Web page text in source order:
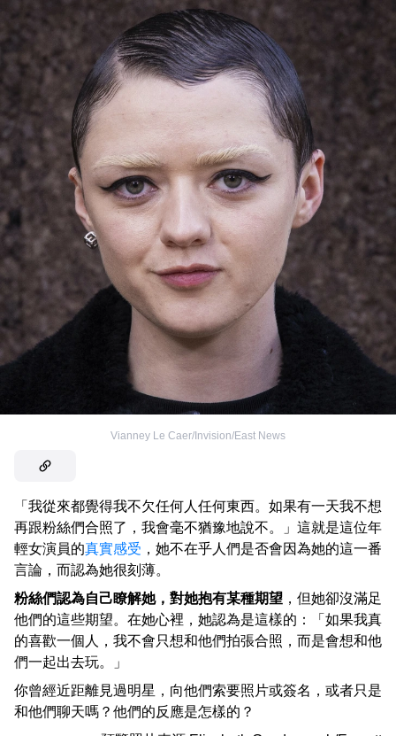
Vianney Le Caer/Invision/East News
「我從來都覺得我不欠任何人任何東西。如果有一天我不想
再跟粉絲們合照了，我會毫不猶豫地說不。」這就是這位年
輕女演員的真實感受 ，她不在乎人們是否會因為她的這一番
言論，而認為她很刻薄。
粉絲們認為自己瞭解她，對她抱有某種期望 ，但她卻沒滿足
他們的這些期望。在她心裡，她認為是這樣的：「如果我真
的喜歡一個人，我不會只想和他們拍張合照，而是會想和他
們一起出去玩。」
你曾經近距離見過明星，向他們索要照片或簽名，或者只是
和他們聊天嗎？他們的反應是怎樣的？